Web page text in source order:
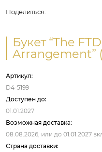
Поделиться:
Букет “The
Arrangement”
Артикул:
D4-5199
Доступен до:
01.01.2027
Возможная доставка:
08.08.2026, или до 01.01.2027
Страна доставки: